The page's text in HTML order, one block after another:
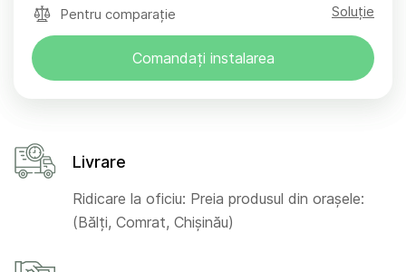
Pentru comparație Soluție
Comandați instalarea
Livrare
Ridicare la oficiu: Preia produsul din orașele:
(Bălți, Comrat, Chișinău)